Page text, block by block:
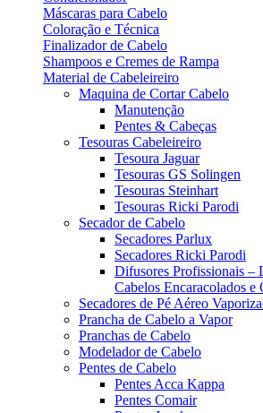
Máscaras para Cabelo
Coloração e Técnica
Finalizador de Cabelo
Shampoos e Cremes de Rampa
Material de Cabeleireiro
Maquina de Cortar Cabelo
Manutenção
Pentes & Cabeças
Tesouras Cabeleireiro
Tesoura Jaguar
Tesouras GS Solingen
Tesouras Steinhart
Tesouras Ricki Parodi
Secador de Cabelo
Secadores Parlux
Secadores Ricki Parodi
Difusores Profissionais –
Cabelos Encaracolados e
Secadores de Pé Aéreo
Prancha de Cabelo a Vapor
Pranchas de Cabelo
Modelador de Cabelo
Pentes de Cabelo
Pentes Acca Kappa
Pentes Comair